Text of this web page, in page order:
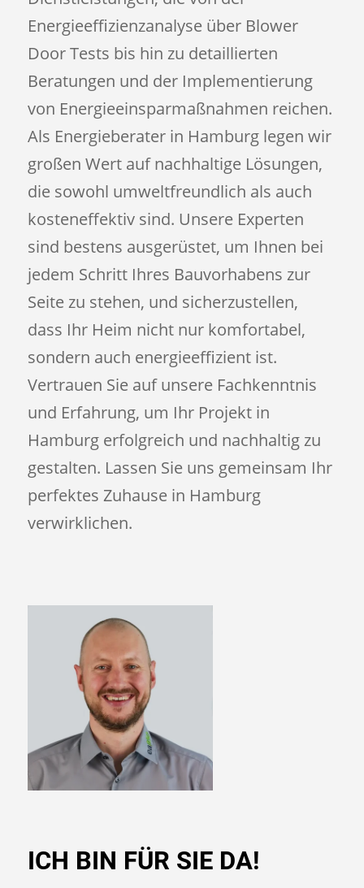
Energieeffizienzanalyse über Blower
Door Tests bis hin zu detaillierten
Beratungen und der Implementierung
von Energieeinsparmaßnahmen reichen.
Als Energieberater in Hamburg legen wir
großen Wert auf nachhaltige Lösungen,
die sowohl umweltfreundlich als auch
kosteneffektiv sind. Unsere Experten
sind bestens ausgerüstet, um Ihnen bei
jedem Schritt Ihres Bauvorhabens zur
Seite zu stehen, und sicherzustellen,
dass Ihr Heim nicht nur komfortabel,
sondern auch energieeffizient ist.
Vertrauen Sie auf unsere Fachkenntnis
und Erfahrung, um Ihr Projekt in
Hamburg erfolgreich und nachhaltig zu
gestalten. Lassen Sie uns gemeinsam Ihr
perfektes Zuhause in Hamburg
verwirklichen.
ICH BIN FÜR SIE DA!